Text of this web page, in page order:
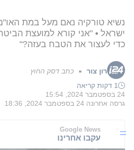
נשיא טורקיה נאם מעל במת
ישראל • "אני קורא למועצת
כדי לעצור את הטבח בעזה?"
רון צור ■ כתב דסק החוץ
1 דקות קריאה
24 בספטמבר 2024, 15:54
גרסה אחרונה 24 בספטמבר 2024, 18:36
Google News
עקבו אחרינו